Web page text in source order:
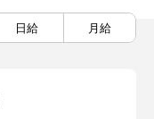
日給 月給